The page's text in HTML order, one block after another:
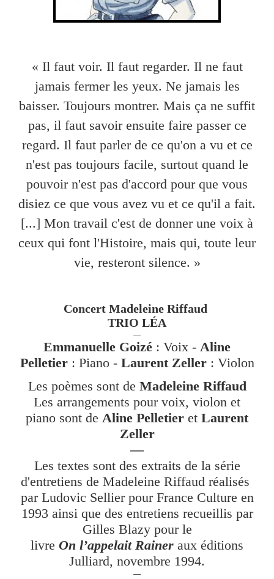
« Il faut voir. Il faut regarder. Il ne faut
jamais fermer les yeux. Ne jamais les
baisser. Toujours montrer. Mais ça ne suffit
pas, il faut savoir ensuite faire passer ce
regard. Il faut parler de ce qu'on a vu et ce
n'est pas toujours facile, surtout quand le
pouvoir n'est pas d'accord pour que vous
disiez ce que vous avez vu et ce qu'il a fait.
[...] Mon travail c'est de donner une voix à
ceux qui font l'Histoire, mais qui, toute leur
vie, resteront silence. »
Concert Madeleine Riffaud
TRIO LÉA
—
Emmanuelle Goizé : Voix - Aline
Pelletier : Piano - Laurent Zeller : Violon
Les poèmes sont de Madeleine Riffaud
Les arrangements pour voix, violon et
piano sont de Aline Pelletier et Laurent
Zeller
—
Les textes sont des extraits de la série
d'entretiens de Madeleine Riffaud réalisés
par Ludovic Sellier pour France Culture en
1993 ainsi que des entretiens recueillis par
Gilles Blazy pour le
livre On l’appelait Rainer aux éditions
Julliard, novembre 1994.
—